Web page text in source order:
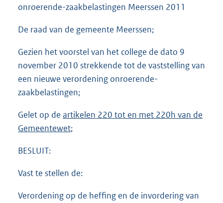
onroerende-zaakbelastingen Meerssen 2011
De raad van de gemeente Meerssen;
Gezien het voorstel van het college de dato 9
november 2010 strekkende tot de vaststelling van
een nieuwe verordening onroerende-
zaakbelastingen;
Gelet op de artikelen 220 tot en met 220h van de
Gemeentewet;
BESLUIT:
Vast te stellen de:
Verordening op de heffing en de invordering van